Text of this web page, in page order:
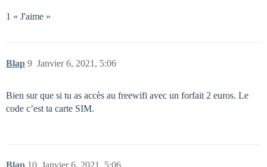
1 « J'aime »
Blap Janvier 6, 2021, 5:06
9
Bien sur que si tu as accès au freewifi avec un forfait 2 euros. Le
code c’est ta carte SIM.